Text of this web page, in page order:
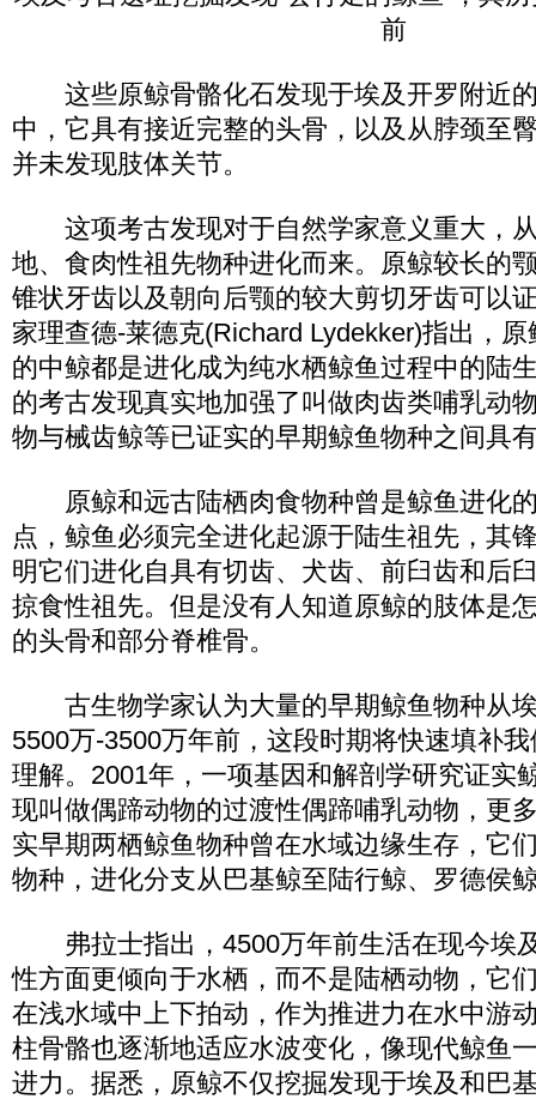
前
这些原鲸骨骼化石发现于埃及开罗附近
中，它具有接近完整的头骨，以及从脖颈至
并未发现肢体关节。
这项考古发现对于自然学家意义重大，
地、食肉性祖先物种进化而来。原鲸较长的
锥状牙齿以及朝向后颚的较大剪切牙齿可以
家理查德-莱德克(Richard Lydekker)指出，
的中鲸都是进化成为纯水栖鲸鱼过程中的陆
的考古发现真实地加强了叫做肉齿类哺乳动
物与械齿鲸等已证实的早期鲸鱼物种之间具
原鲸和远古陆栖肉食物种曾是鲸鱼进化
点，鲸鱼必须完全进化起源于陆生祖先，其
明它们进化自具有切齿、犬齿、前臼齿和后
掠食性祖先。但是没有人知道原鲸的肢体是
的头骨和部分脊椎骨。
古生物学家认为大量的早期鲸鱼物种从
5500万-3500万年前，这段时期将快速填补
理解。2001年，一项基因和解剖学研究证实
现叫做偶蹄动物的过渡性偶蹄哺乳动物，更
实早期两栖鲸鱼物种曾在水域边缘生存，它
物种，进化分支从巴基鲸至陆行鲸、罗德侯
弗拉士指出，4500万年前生活在现今埃
性方面更倾向于水栖，而不是陆栖动物，它
在浅水域中上下拍动，作为推进力在水中游
柱骨骼也逐渐地适应水波变化，像现代鲸鱼
进力。据悉，原鲸不仅挖掘发现于埃及和巴